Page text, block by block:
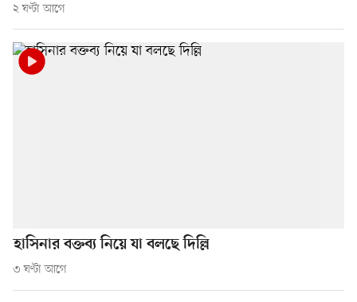
২ ঘণ্টা আগে
হাসিনার বক্তব্য নিয়ে যা বলছে দিল্লি
৩ ঘণ্টা আগে